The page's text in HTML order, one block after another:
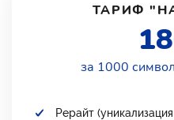
ТАРИФ
за 1000
Рерайт